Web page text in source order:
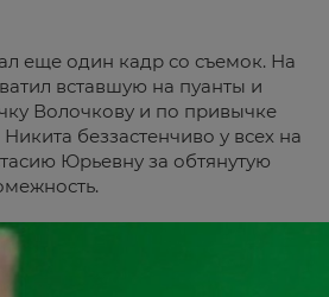
еще один кадр со съемок. На
вставшую на пуанты и
Волочкову и по привычке
беззастенчиво у всех на
Юрьевну за обтянутую